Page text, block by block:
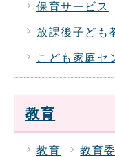
保育サービス
放課後子ども
こども家庭セ
教育
教育 教育